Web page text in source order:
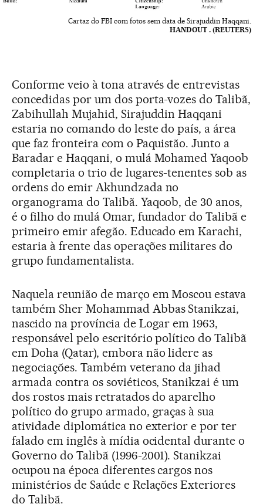
Cartaz do FBI com fotos sem data de Sirajuddin Haqqani.
HANDOUT . (REUTERS)
Conforme veio à tona através de entrevistas
concedidas por um dos porta-vozes do Talibã,
Zabihullah Mujahid, Sirajuddin Haqqani
estaria no comando do leste do país, a área
que faz fronteira com o Paquistão. Junto a
Baradar e Haqqani, o mulá Mohamed Yaqoob
completaria o trio de lugares-tenentes sob as
ordens do emir Akhundzada no
organograma do Talibã. Yaqoob, de 30 anos,
é o filho do mulá Omar, fundador do Talibã e
primeiro emir afegão. Educado em Karachi,
estaria à frente das operações militares do
grupo fundamentalista.
Naquela reunião de março em Moscou estava
também Sher Mohammad Abbas Stanikzai,
nascido na província de Logar em 1963,
responsável pelo escritório político do Talibã
em Doha (Qatar), embora não lidere as
negociações. Também veterano da jihad
armada contra os soviéticos, Stanikzai é um
dos rostos mais retratados do aparelho
político do grupo armado, graças à sua
atividade diplomática no exterior e por ter
falado em inglês à mídia ocidental durante o
Governo do Talibã (1996-2001). Stanikzai
ocupou na época diferentes cargos nos
ministérios de Saúde e Relações Exteriores
do Talibã.